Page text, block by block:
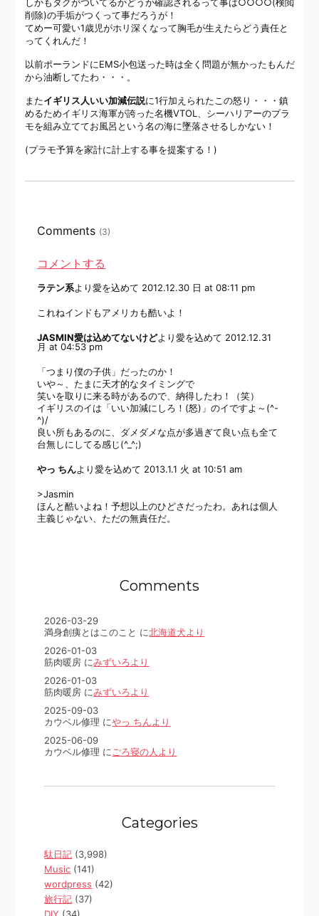
削除)の手垢がつくって事だろうが！
てめー可愛い1歳児がホリ深くなって胸毛が生えたらどう責任と
ってくれんだ！
以前ポーランドにEMS小包送った時は全く問題が無かったもんだ
から油断してたわ・・・。
またイギリス人いい加減伝説に1行加えられたこの怒り・・・鎮
めるためイギリス海軍が誇った名機VTOL、シーハリアーのプラ
モを組み立ててお風呂という名の海に墜落させるしかない！
(プラモ予算を家計に計上する事を提案する！)
Comments (3)
コメントする
ラテン系より愛を込めて 2012.12.30 日 at 08:11 pm
これねインドもアメリカも酷いよ！
JASMIN愛は込めてないけどより愛を込めて 2012.12.31
月 at 04:53 pm
「つまり僕の子供」だったのか！
いや～、たまに天才的なタイミングで
笑いを取りに来る時があるので、納得したわ！（笑）
イギリスのイは「いい加減にしろ！(怒)」のイですよ～(^-
^)/
良い所もあるのに、ダメダメな点が多過ぎて良い点も全て
台無しにしてる感じ(^_^;)
やっ ちんより愛を込めて 2013.1.1 火 at 10:51 am
>Jasmin
ほんと酷いよね！予想以上のひどさだったわ。あれは個人
主義じゃない、ただの無責任だ。
Comments
2026-03-29
満身創痍とはこのこと に北海道犬より
2026-01-03
筋肉暖房 にみずいろより
2026-01-03
筋肉暖房 にみずいろより
2025-09-03
カウベル修理 にやっ ちんより
2025-06-09
カウベル修理 に ごろ寝の人より
Categories
駄日記 (3,998)
Music (141)
wordpress (42)
旅行記 (37)